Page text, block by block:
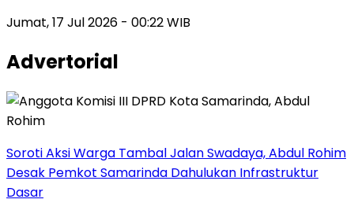
Jumat, 17 Jul 2026 - 00:22 WIB
Advertorial
Soroti Aksi Warga Tambal Jalan Swadaya, Abdul Rohim
Desak Pemkot Samarinda Dahulukan Infrastruktur
Dasar